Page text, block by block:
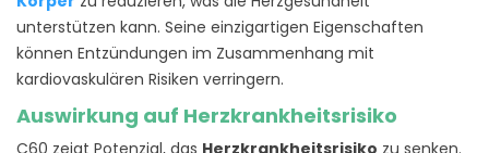
unterstützen kann. Seine einzigartigen Eigenschaften
können Entzündungen im Zusammenhang mit
kardiovaskulären Risiken verringern.
Auswirkung auf Herzkrankheitsrisiko
C60 zeigt Potenzial, das Herzkrankheitsrisiko zu senken.